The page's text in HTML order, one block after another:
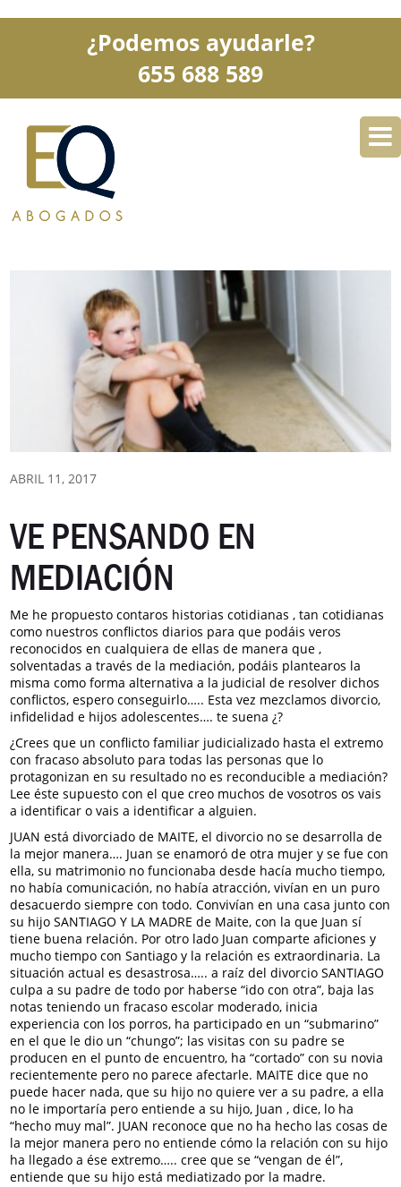
¿Podemos ayudarle?
655 688 589
SERVICIOS
BLOG CONTACTO
ABRIL 11, 2017
VE PENSANDO EN
MEDIACIÓN
Me he propuesto contaros historias cotidianas , tan cotidianas
como nuestros conflictos diarios para que podáis veros
reconocidos en cualquiera de ellas de manera que ,
solventadas a través de la mediación, podáis plantearos la
misma como forma alternativa a la judicial de resolver dichos
conflictos, espero conseguirlo….. Esta vez mezclamos divorcio,
infidelidad e hijos adolescentes…. te suena ¿?
¿Crees que un conflicto familiar judicializado hasta el extremo
con fracaso absoluto para todas las personas que lo
protagonizan en su resultado no es reconducible a mediación?
Lee éste supuesto con el que creo muchos de vosotros os vais
a identificar o vais a identificar a alguien.
JUAN está divorciado de MAITE, el divorcio no se desarrolla de
la mejor manera…. Juan se enamoró de otra mujer y se fue con
ella, su matrimonio no funcionaba desde hacía mucho tiempo,
no había comunicación, no había atracción, vivían en un puro
desacuerdo siempre con todo. Convivían en una casa junto con
su hijo SANTIAGO Y LA MADRE de Maite, con la que Juan sí
tiene buena relación. Por otro lado Juan comparte aficiones y
mucho tiempo con Santiago y la relación es extraordinaria. La
situación actual es desastrosa….. a raíz del divorcio SANTIAGO
culpa a su padre de todo por haberse “ido con otra”, baja las
notas teniendo un fracaso escolar moderado, inicia
experiencia con los porros, ha participado en un “submarino”
en el que le dio un “chungo”; las visitas con su padre se
producen en el punto de encuentro, ha “cortado” con su novia
recientemente pero no parece afectarle. MAITE dice que no
puede hacer nada, que su hijo no quiere ver a su padre, a ella
no le importaría pero entiende a su hijo, Juan , dice, lo ha
“hecho muy mal”. JUAN reconoce que no ha hecho las cosas de
la mejor manera pero no entiende cómo la relación con su hijo
ha llegado a ése extremo….. cree que se “vengan de él”,
entiende que su hijo está mediatizado por la madre.